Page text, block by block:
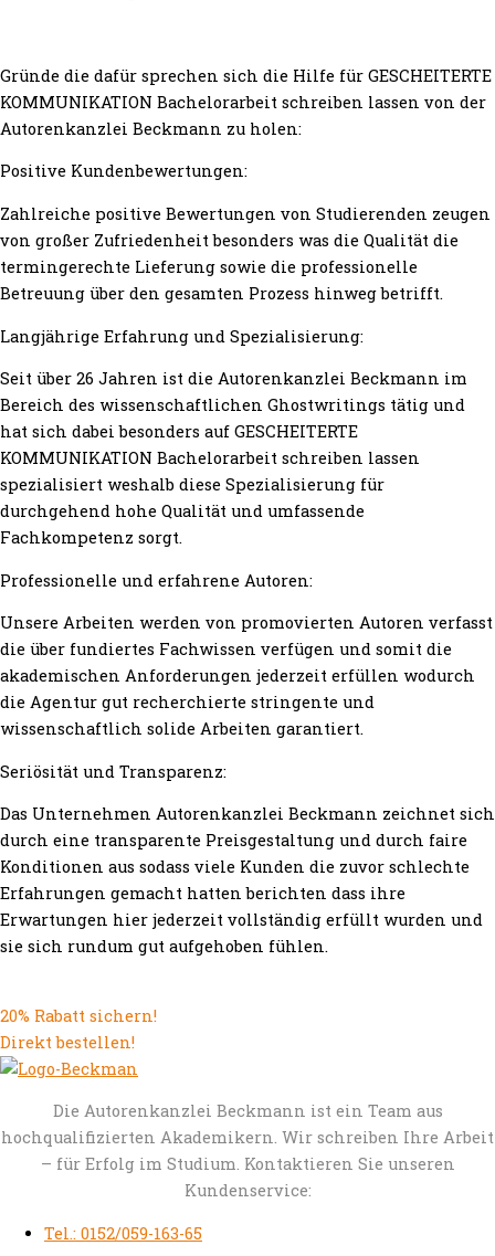
Gründe die dafür sprechen sich die Hilfe für GESCHEITERTE
KOMMUNIKATION Bachelorarbeit schreiben lassen von der
Autorenkanzlei Beckmann zu holen:
Positive Kundenbewertungen:
Zahlreiche positive Bewertungen von Studierenden zeugen
von großer Zufriedenheit besonders was die Qualität die
termingerechte Lieferung sowie die professionelle
Betreuung über den gesamten Prozess hinweg betrifft.
Langjährige Erfahrung und Spezialisierung:
Seit über 26 Jahren ist die Autorenkanzlei Beckmann im
Bereich des wissenschaftlichen Ghostwritings tätig und
hat sich dabei besonders auf GESCHEITERTE
KOMMUNIKATION Bachelorarbeit schreiben lassen
spezialisiert weshalb diese Spezialisierung für
durchgehend hohe Qualität und umfassende
Fachkompetenz sorgt.
Professionelle und erfahrene Autoren:
Unsere Arbeiten werden von promovierten Autoren verfasst
die über fundiertes Fachwissen verfügen und somit die
akademischen Anforderungen jederzeit erfüllen wodurch
die Agentur gut recherchierte stringente und
wissenschaftlich solide Arbeiten garantiert.
Seriösität und Transparenz:
Das Unternehmen Autorenkanzlei Beckmann zeichnet sich
durch eine transparente Preisgestaltung und durch faire
Konditionen aus sodass viele Kunden die zuvor schlechte
Erfahrungen gemacht hatten berichten dass ihre
Erwartungen hier jederzeit vollständig erfüllt wurden und
sie sich rundum gut aufgehoben fühlen.
20% Rabatt sichern!
Direkt bestellen!
Die Autorenkanzlei Beckmann ist ein Team aus
hochqualifizierten Akademikern. Wir schreiben Ihre Arbeit
– für Erfolg im Studium. Kontaktieren Sie unseren
Kundenservice:
Tel.: 0152/059-163-65